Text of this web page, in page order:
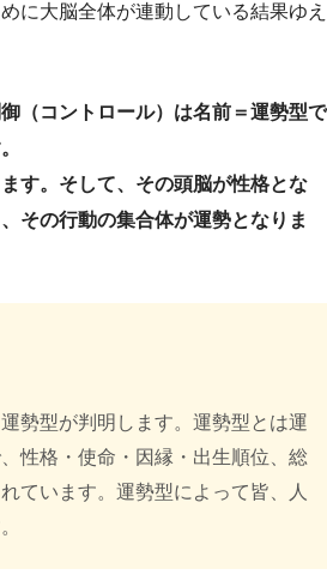
に大脳全体が連動している結果ゆえ
（コントロール）は名前＝運勢型で
す。そして、その頭脳が性格とな
その行動の集合体が運勢となりま
勢型が判明します。運勢型とは運
性格・使命・因縁・出生順位、総
ています。運勢型によって皆、人